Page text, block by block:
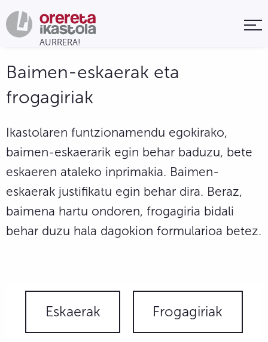
Baimen-eskaerak eta
frogagiriak
Ikastolaren funtzionamendu egokirako,
baimen-eskaerarik egin behar baduzu, bete
eskaeren ataleko inprimakia. Baimen-
eskaerak justifikatu egin behar dira. Beraz,
baimena hartu ondoren, frogagiria bidali
behar duzu hala dagokion formularioa betez.
Eskaerak Frogagiriak